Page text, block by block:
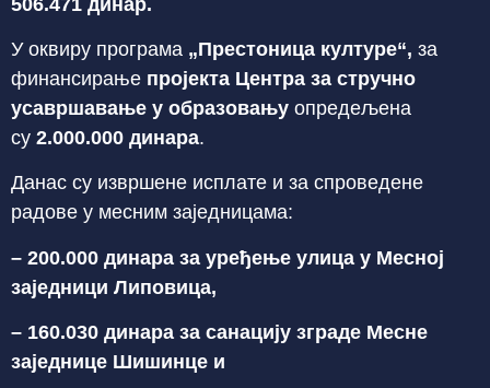
У оквиру програма „Престоница културе“, за
финансирање пројекта Центра за стручно
усавршавање у образовању опредељена
су 2.000.000 динара.
Данас су извршене исплате и за спроведене
радове у месним заједницама:
– 200.000 динара за уређење улица у Месној
заједници Липовица,
– 160.030 динара за санацију зграде Месне
заједнице Шишинце и